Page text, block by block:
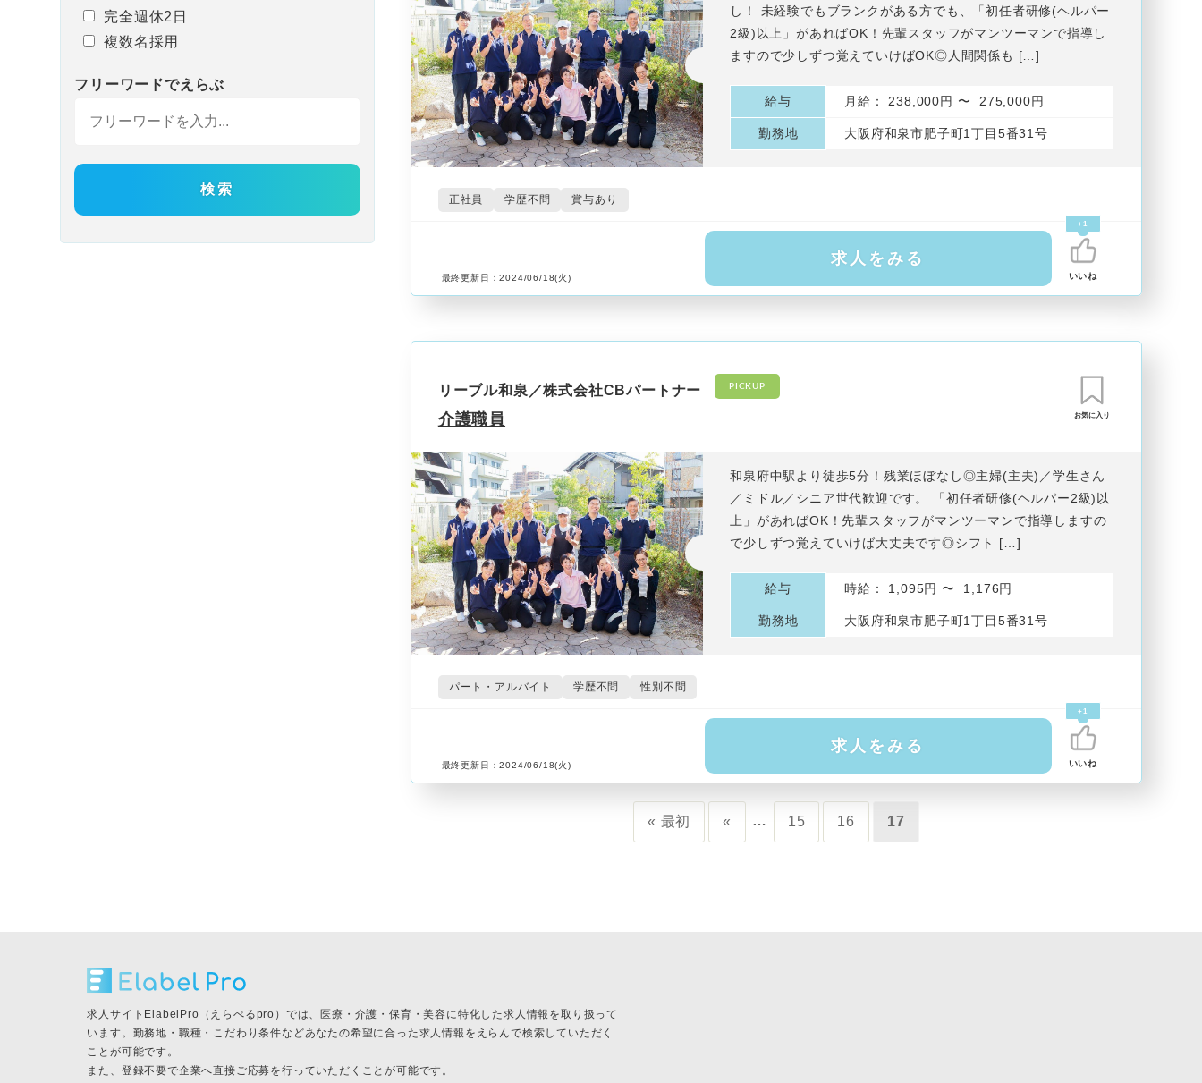
正社員 学歴不問 賞与あり
し！ 未経験でもブランクがある方でも、「初任者研修(ヘルパー
2級)以上」があればOK！先輩スタッフがマンツーマンで指導し
ますので少しずつ覚えていけばOK◎人間関係も […]
給与 月給： 238,000円 〜 275,000円
勤務地 大阪府和泉市肥子町1丁目5番31号
最終更新日：2024/06/18(火)
求人をみる
+1
いいね
リーブル和泉／株式会社CBパートナー PICKUP
介護職員 お気に入り
パート・アルバイト 学歴不問 性別不問
和泉府中駅より徒歩5分！残業ほぼなし◎主婦(主夫)／学生さん
／ミドル／シニア世代歓迎です。 「初任者研修(ヘルパー2級)以
上」があればOK！先輩スタッフがマンツーマンで指導しますの
で少しずつ覚えていけば大丈夫です◎シフト […]
給与 時給： 1,095円 〜 1,176円
勤務地 大阪府和泉市肥子町1丁目5番31号
最終更新日：2024/06/18(火)
求人をみる
+1
いいね
« 最初 « … 15 16 17
完全週休2日
複数名採用
フリーワードでえらぶ
検索
求人サイトElabelPro（えらべるpro）では、医療・介護・保育・美容に特化した求人情報を取り扱って
います。勤務地・職種・こだわり条件などあなたの希望に合った求人情報をえらんで検索していただく
ことが可能です。
また、登録不要で企業へ直接ご応募を行っていただくことが可能です。